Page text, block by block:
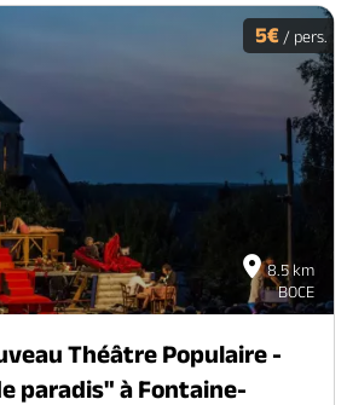
8.5 km
BOCE
5€ / pers.
Théâtre Populaire -
paradis" à Fontaine-